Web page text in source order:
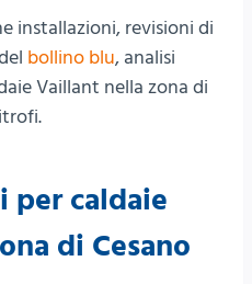
installazioni, revisioni di
bollino blu, analisi
Vaillant nella zona di
per caldaie
di Cesano